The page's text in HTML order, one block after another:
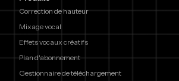
Correction de hauteur
Mixage vocal
Effets vocaux créatifs
Plan d'abonnement
Gestionnaire de téléchargement